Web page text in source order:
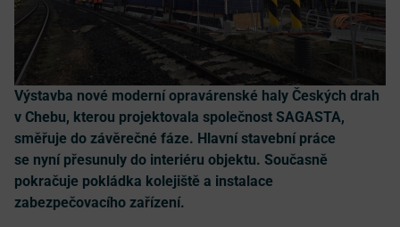
Výstavba nové moderní opravárenské haly Českých drah
v Chebu, kterou projektovala společnost SAGASTA,
směřuje do závěrečné fáze. Hlavní stavební práce
se nyní přesunuly do interiéru objektu. Současně
pokračuje pokládka kolejiště a instalace
zabezpečovacího zařízení.